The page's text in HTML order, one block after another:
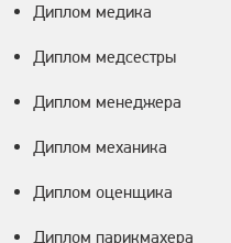
Диплом медика
Диплом медсестры
Диплом менеджера
Диплом механика
Диплом оценщика
Диплом парикмахера